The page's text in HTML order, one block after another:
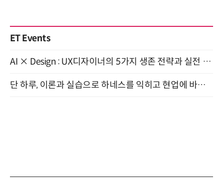
ET Events
AI × Design : UX디자이너의 5가지 생존 전략과 실전 대응 8월 28일 개최
단 하루, 이론과 실습으로 하네스를 익히고 현업에 바로 쓰는 핸즈온 워크숍 (8/20)